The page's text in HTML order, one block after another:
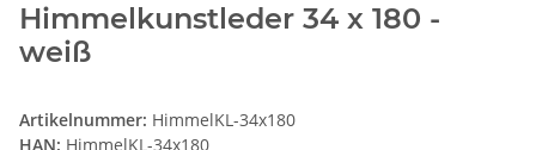
Himmelkunstleder 34 x 180 -
weiß
Artikelnummer: HimmelKL-34x180
HAN: HimmelKL-34x180